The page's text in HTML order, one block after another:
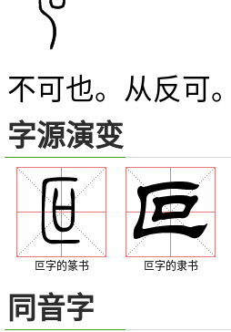
不可也。从反
字源演变
叵字的篆书 叵字的隶书
同音字